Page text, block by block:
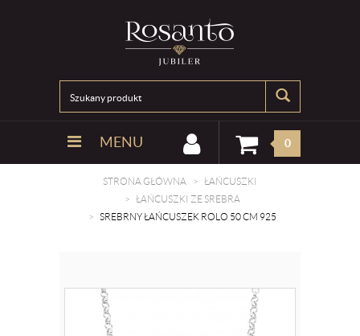
MENU 0
STRONA GŁÓWNA
ŁAŃCUSZKI
ŁAŃCUSZKI ZE SREBRA
SREBRNY ŁAŃCUSZEK ROLO 50 CM 925